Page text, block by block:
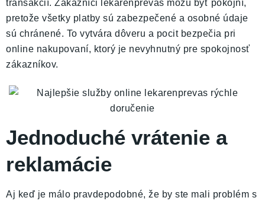
transakcií. Zákazníci lekarenprevas môžu byť pokojní,
pretože všetky platby sú zabezpečené a osobné údaje
sú chránené. To vytvára dôveru a pocit bezpečia pri
online nakupovaní, ktorý je nevyhnutný pre spokojnosť
zákazníkov.
Jednoduché vrátenie a
reklamácie
Aj keď je málo pravdepodobné, že by ste mali problém s